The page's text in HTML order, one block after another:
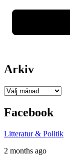
Arkiv
Arkiv
Facebook
Litteratur & Politik
2 months ago